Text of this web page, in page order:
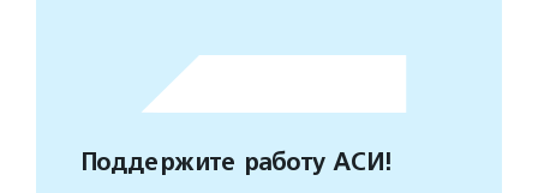
Поддержите работу АСИ!